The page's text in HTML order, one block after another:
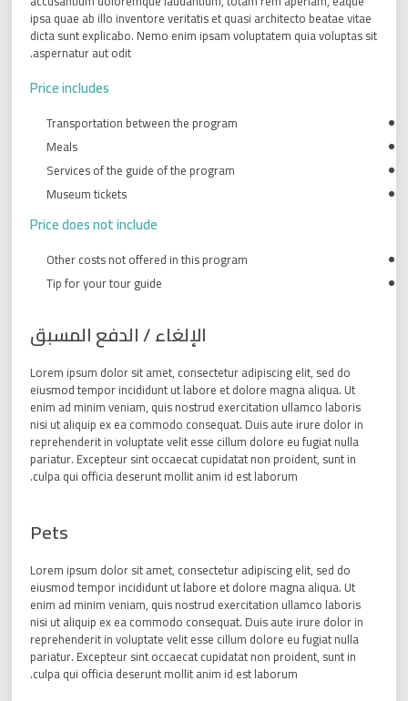
ipsa quae ab illo inventore veritatis et quasi architecto beatae vitae
dicta sunt explicabo. Nemo enim ipsam voluptatem quia voluptas sit
aspernatur aut odit.
Price includes
Transportation between the program
Meals
Services of the guide of the program
Museum tickets
Price does not include
Other costs not offered in this program
Tip for your tour guide
الإلغاء / الدفع المسبق
Lorem ipsum dolor sit amet, consectetur adipiscing elit, sed do
eiusmod tempor incididunt ut labore et dolore magna aliqua. Ut
enim ad minim veniam, quis nostrud exercitation ullamco laboris
nisi ut aliquip ex ea commodo consequat. Duis aute irure dolor in
reprehenderit in voluptate velit esse cillum dolore eu fugiat nulla
pariatur. Excepteur sint occaecat cupidatat non proident, sunt in
culpa qui officia deserunt mollit anim id est laborum.
Pets
Lorem ipsum dolor sit amet, consectetur adipiscing elit, sed do
eiusmod tempor incididunt ut labore et dolore magna aliqua. Ut
enim ad minim veniam, quis nostrud exercitation ullamco laboris
nisi ut aliquip ex ea commodo consequat. Duis aute irure dolor in
reprehenderit in voluptate velit esse cillum dolore eu fugiat nulla
pariatur. Excepteur sint occaecat cupidatat non proident, sunt in
culpa qui officia deserunt mollit anim id est laborum.